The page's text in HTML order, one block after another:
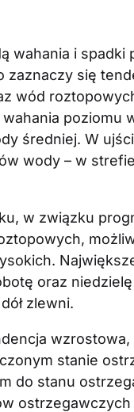
wahania i spadki
się
wód
poziomu
średniej. W
wody – w
w związku
oraz
zlewni.
wzrostowa,
stanie
do stanu
ostrzegawczych